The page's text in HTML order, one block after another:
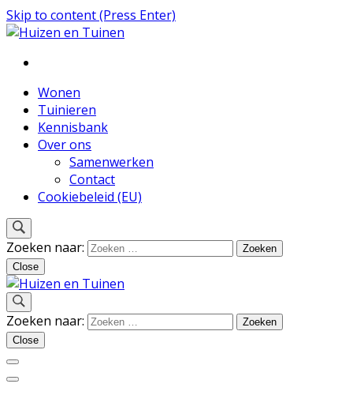
Skip to content (Press Enter)
Huizen en Tuinen
Inspiratie voor wonen en tuinieren
Wonen
Tuinieren
Kennisbank
Over ons
Samenwerken
Contact
Cookiebeleid (EU)
Zoeken naar:
Close
Huizen en Tuinen
Inspiratie voor wonen en tuinieren
Zoeken naar:
Close